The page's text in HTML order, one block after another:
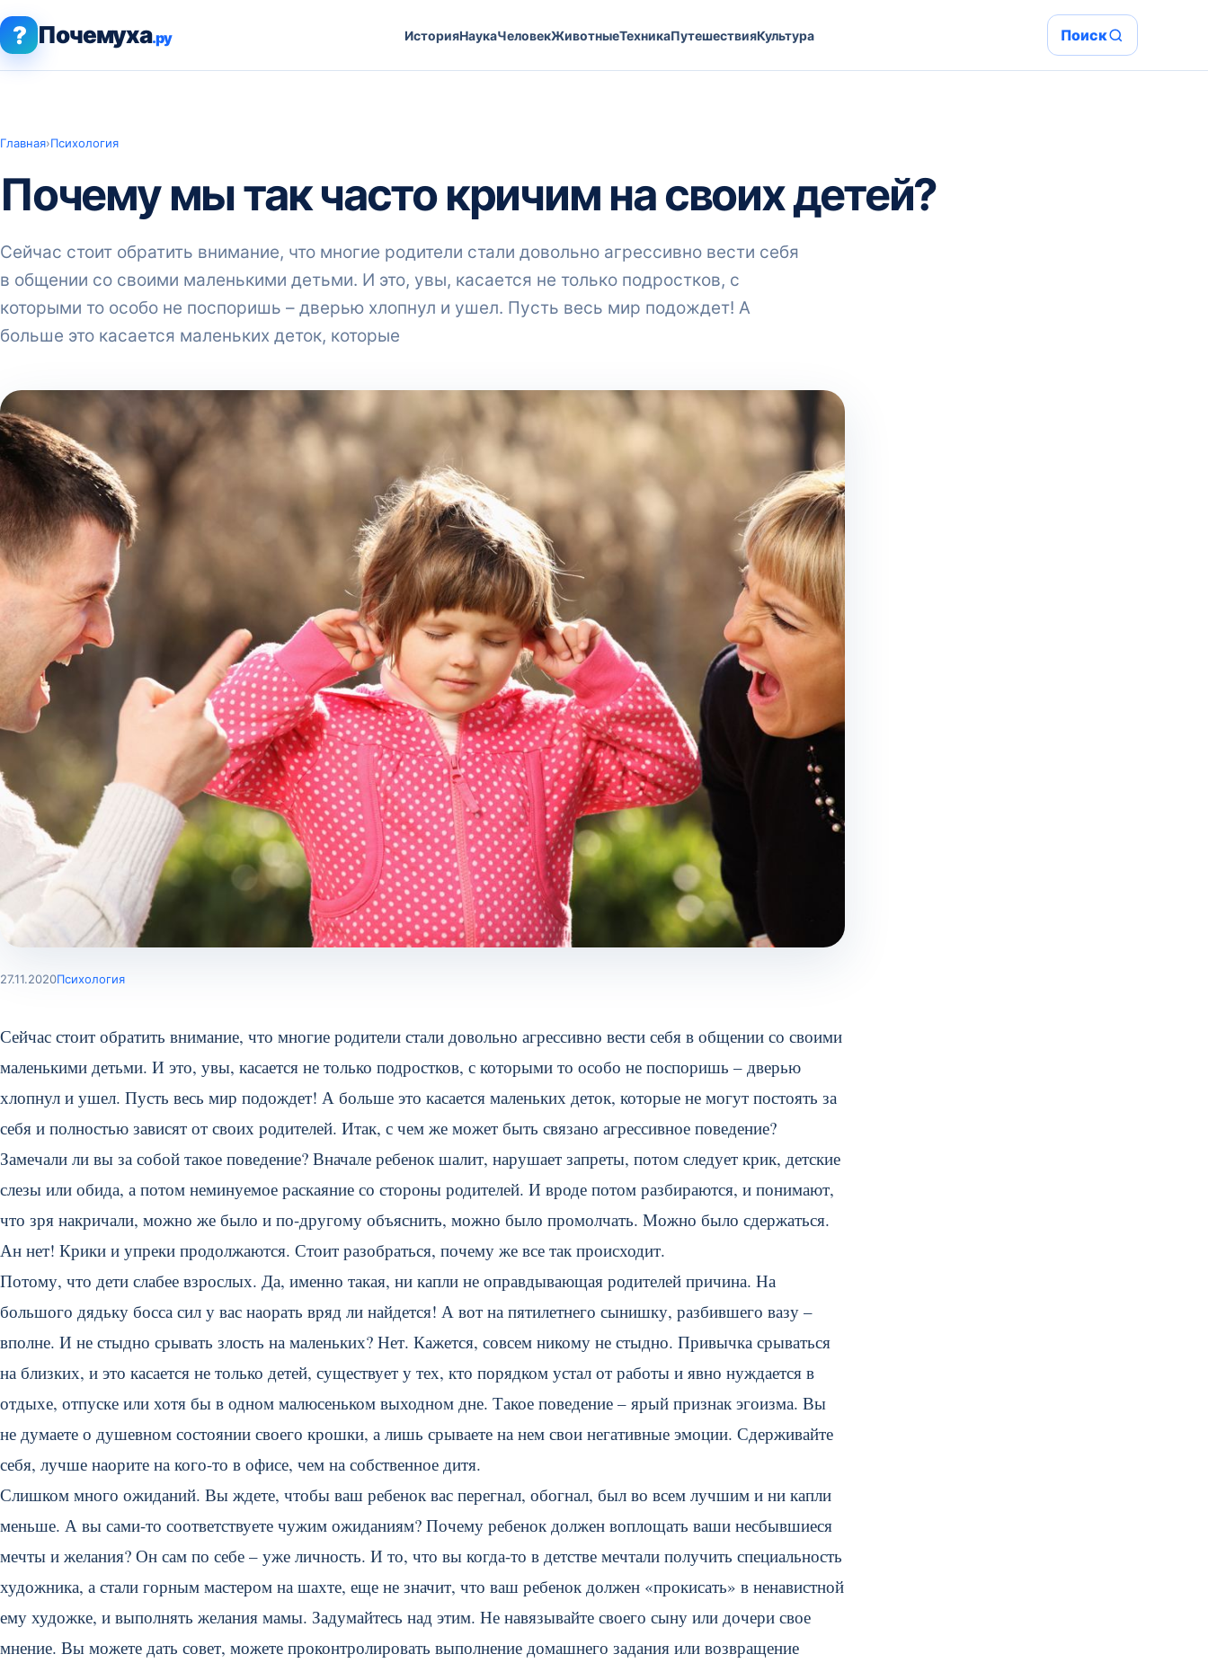
? Почемуха.ру ИсторияНаукаЧеловекЖивотныеТехникаПутешествияКультура Поиск
Главная›Психология
Почему мы так часто кричим на своих детей?
Сейчас стоит обратить внимание, что многие родители стали довольно агрессивно вести себя
в общении со своими маленькими детьми. И это, увы, касается не только подростков, с
которыми то особо не поспоришь – дверью хлопнул и ушел. Пусть весь мир подождет! А
больше это касается маленьких деток, которые
27.11.2020Психология
Сейчас стоит обратить внимание, что многие родители стали довольно агрессивно вести себя в общении со своими
маленькими детьми. И это, увы, касается не только подростков, с которыми то особо не поспоришь – дверью
хлопнул и ушел. Пусть весь мир подождет! А больше это касается маленьких деток, которые не могут постоять за
себя и полностью зависят от своих родителей. Итак, с чем же может быть связано агрессивное поведение?
Замечали ли вы за собой такое поведение? Вначале ребенок шалит, нарушает запреты, потом следует крик, детские
слезы или обида, а потом неминуемое раскаяние со стороны родителей. И вроде потом разбираются, и понимают,
что зря накричали, можно же было и по-другому объяснить, можно было промолчать. Можно было сдержаться.
Ан нет! Крики и упреки продолжаются. Стоит разобраться, почему же все так происходит.
Потому, что дети слабее взрослых. Да, именно такая, ни капли не оправдывающая родителей причина. На
большого дядьку босса сил у вас наорать вряд ли найдется! А вот на пятилетнего сынишку, разбившего вазу –
вполне. И не стыдно срывать злость на маленьких? Нет. Кажется, совсем никому не стыдно. Привычка срываться
на близких, и это касается не только детей, существует у тех, кто порядком устал от работы и явно нуждается в
отдыхе, отпуске или хотя бы в одном малюсеньком выходном дне. Такое поведение – ярый признак эгоизма. Вы
не думаете о душевном состоянии своего крошки, а лишь срываете на нем свои негативные эмоции. Сдерживайте
себя, лучше наорите на кого-то в офисе, чем на собственное дитя.
Слишком много ожиданий. Вы ждете, чтобы ваш ребенок вас перегнал, обогнал, был во всем лучшим и ни капли
меньше. А вы сами-то соответствуете чужим ожиданиям? Почему ребенок должен воплощать ваши несбывшиеся
мечты и желания? Он сам по себе – уже личность. И то, что вы когда-то в детстве мечтали получить специальность
художника, а стали горным мастером на шахте, еще не значит, что ваш ребенок должен «прокисать» в ненавистной
ему художке, и выполнять желания мамы. Задумайтесь над этим. Не навязывайте своего сыну или дочери свое
мнение. Вы можете дать совет, можете проконтролировать выполнение домашнего задания или возвращение